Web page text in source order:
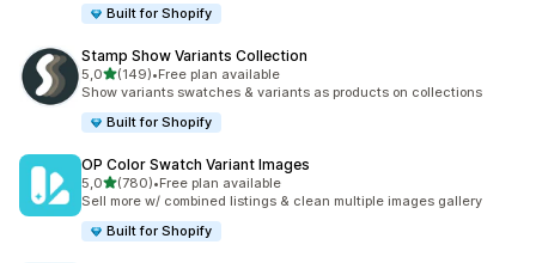
Built for Shopify
Stamp Show Variants Collection
5,0/ 5 tähteä
(149)
149 arvostelua yhteensä
•Free plan available
Show variants swatches & variants as products on collections
Built for Shopify
OP Color Swatch Variant Images
5,0/ 5 tähteä
(780)
780 arvostelua yhteensä
•Free plan available
Sell more w/ combined listings & clean multiple images gallery
Built for Shopify